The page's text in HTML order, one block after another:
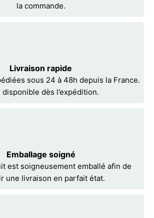
la commande.
Livraison rapide
sous 24 à 48h depuis la France.
disponible dès l’expédition.
Emballage soigné
est soigneusement emballé afin de
une livraison en parfait état.